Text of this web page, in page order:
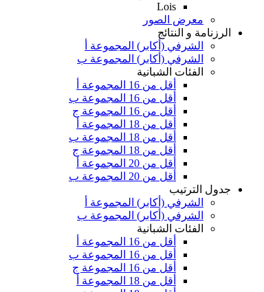
Lois
معرض الصور
الرزنامة و النتائج
الشرفي (أكابر) المجموعة أ
الشرفي (أكابر) المجموعة ب
الفئات الشبانية
أقل من 16 المجموعة أ
أقل من 16 المجموعة ب
أقل من 16 المجموعة ج
أقل من 18 المجموعة أ
أقل من 18 المجموعة ب
أقل من 18 المجموعة ج
أقل من 20 المجموعة أ
أقل من 20 المجموعة ب
جدول الترتيب
الشرفي (أكابر) المجموعة أ
الشرفي (أكابر) المجموعة ب
الفئات الشبانية
أقل من 16 المجموعة أ
أقل من 16 المجموعة ب
أقل من 16 المجموعة ج
أقل من 18 المجموعة أ